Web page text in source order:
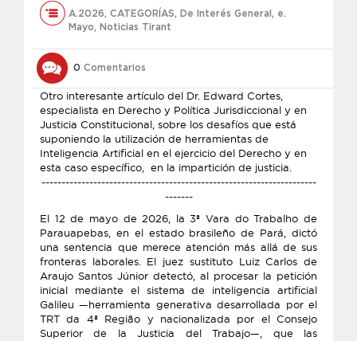
A.2026, CATEGORÍAS, De Interés General , e.
Mayo, Noticias Tirant
0 Comentarios
Otro interesante artículo del Dr. Edward Cortes,
especialista en Derecho y Política Jurisdiccional y en
Justicia Constitucional, sobre los desafíos que está
suponiendo la utilización de herramientas de
Inteligencia Artificial en el ejercicio del Derecho y en
esta caso específico, en la impartición de justicia.
---------------------------------------------------------------------
-------
El 12 de mayo de 2026, la 3ª Vara do Trabalho de
Parauapebas, en el estado brasileño de Pará, dictó
una sentencia que merece atención más allá de sus
fronteras laborales. El juez sustituto Luiz Carlos de
Araujo Santos Júnior detectó, al procesar la petición
inicial mediante el sistema de inteligencia artificial
Galileu —herramienta generativa desarrollada por el
TRT da 4ª Região y nacionalizada por el Consejo
Superior de la Justicia del Trabajo—, que las